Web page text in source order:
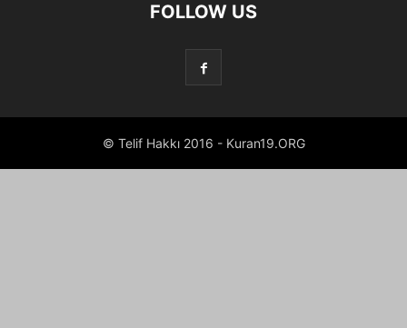
FOLLOW US
© Telif Hakkı 2016 - Kuran19.ORG